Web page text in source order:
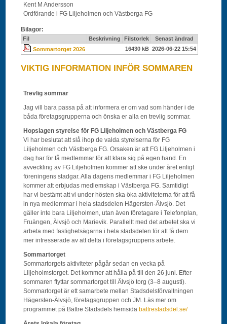
Kent M Andersson
Ordförande i FG Liljeholmen och Västberga FG
Bilagor:
Fil Beskrivning Filstorlek
Senast ändrad
Sommartorget 2026
16430 kB 2026-06-22 15:54
VIKTIG INFORMATION INFÖR SOMMAREN
Trevlig sommar
Jag vill bara passa på att informera er om vad som händer i de
båda företagsgrupperna och önska er alla en trevlig sommar.
Hopslagen styrelse för FG Liljeholmen och Västberga FG
Vi har beslutat att slå ihop de valda styrelserna för FG
Liljeholmen och Västberga FG. Orsaken är att FG Liljeholmen i
dag har för få medlemmar för att klara sig på egen hand. En
avveckling av FG Liljeholmen kommer att ske under året enligt
föreningens stadgar. Alla dagens medlemmar i FG Liljeholmen
kommer att erbjudas medlemskap i Västberga FG. Samtidigt
har vi bestämt att vi under hösten ska öka aktiviteterna för att få
in nya medlemmar i hela stadsdelen Hägersten-Älvsjö. Det
gäller inte bara Liljeholmen, utan även företagare i Telefonplan,
Fruängen, Älvsjö och Marievik. Parallellt med det arbetet ska vi
arbeta med fastighetsägarna i hela stadsdelen för att få dem
mer intresserade av att delta i företagsgruppens arbete.
Sommartorget
Sommartorgets aktiviteter pågår sedan en vecka på
Liljeholmstorget. Det kommer att hålla på till den 26 juni. Efter
sommaren flyttar sommartorget till Älvsjö torg (3–8 augusti).
Sommartorget är ett samarbete mellan Stadsdelsförvaltningen
Hägersten-Älvsjö, företagsgruppen och JM. Läs mer om
programmet på Bättre Stadsdels hemsida battrestadsdel.se/